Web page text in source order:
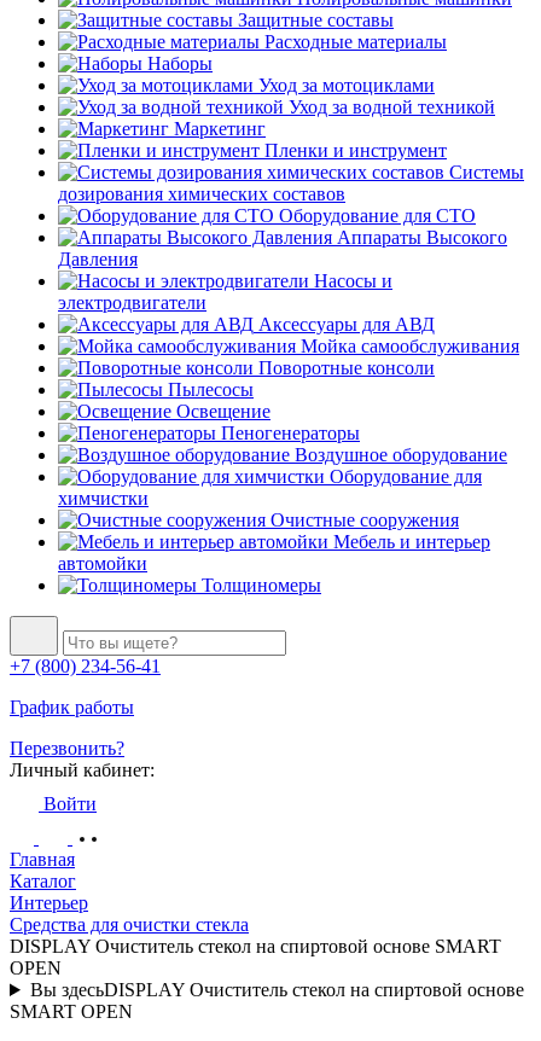
Защитные составы
Расходные материалы
Наборы
Уход за мотоциклами
Уход за водной техникой
Маркетинг
Пленки и инструмент
Системы
дозирования химических составов
Оборудование для СТО
Аппараты Высокого
Давления
Насосы и
электродвигатели
Аксессуары для АВД
Мойка самообслуживания
Поворотные консоли
Пылесосы
Освещение
Пеногенераторы
Воздушное оборудование
Оборудование для
химчистки
Очистные сооружения
Мебель и интерьер
автомойки
Толщиномеры
+7 (800) 234-56-41
График работы
Перезвонить?
Личный кабинет:
Войти
Главная
Каталог
Интерьер
Средства для очистки стекла
DISPLAY Очиститель стекол на спиртовой основе SMART
OPEN
Вы здесьDISPLAY Очиститель стекол на спиртовой основе
SMART OPEN